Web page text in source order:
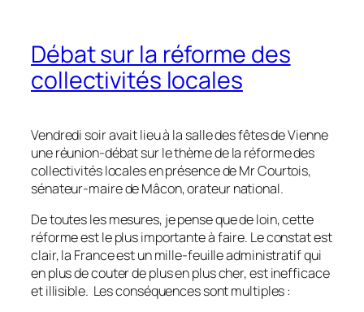
Débat sur la réforme des
collectivités locales
Vendredi soir avait lieu à la salle des fêtes de Vienne
une réunion-débat sur le thème de la réforme des
collectivités locales en présence de Mr Courtois,
sénateur-maire de Mâcon, orateur national.
De toutes les mesures, je pense que de loin, cette
réforme est le plus importante à faire. Le constat est
clair, la France est un mille-feuille administratif qui
en plus de couter de plus en plus cher, est inefficace
et illisible. Les conséquences sont multiples :